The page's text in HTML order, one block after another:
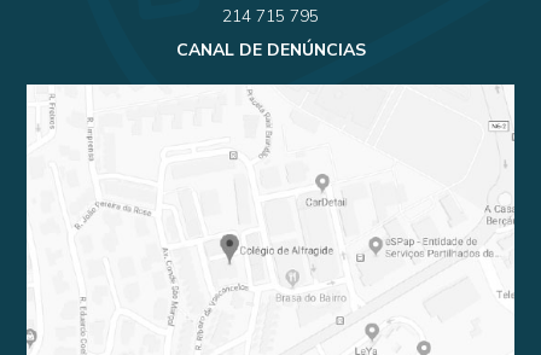
214 715 795
CANAL DE DENÚNCIAS